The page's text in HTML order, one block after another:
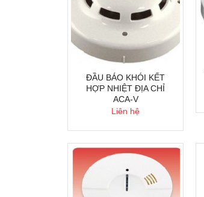
ĐẦU BÁO KHÓI KẾT
HỢP NHIỆT ĐỊA CHỈ
ACA-V
Liên hệ